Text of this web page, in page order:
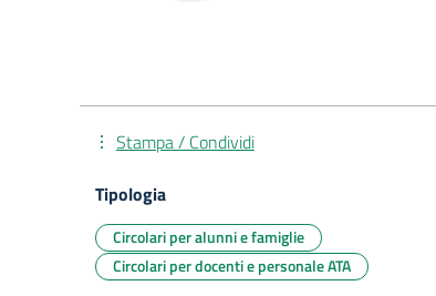
Stampa / Condividi
Tipologia
Circolari per alunni e famiglie
Circolari per docenti e personale ATA